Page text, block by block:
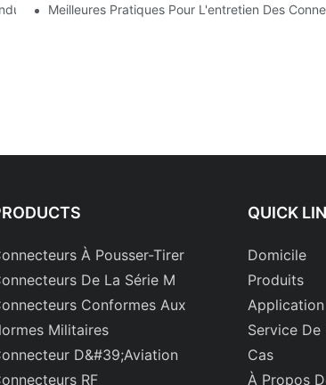
Meilleures Pratiques Pour L'entretien Des
À Pousser-Tirer
De La Série M
Conformes Aux
Militaires
D&#39;aviation
RF
QUICK
Domicile
Produits
Application
Service De
Cas
À Propos